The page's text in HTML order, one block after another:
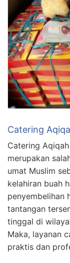
Catering
Catering
merupakan
umat Muslim
kelahiran buah
penyembelihan
tantangan
tinggal di
Maka, layanan
praktis dan